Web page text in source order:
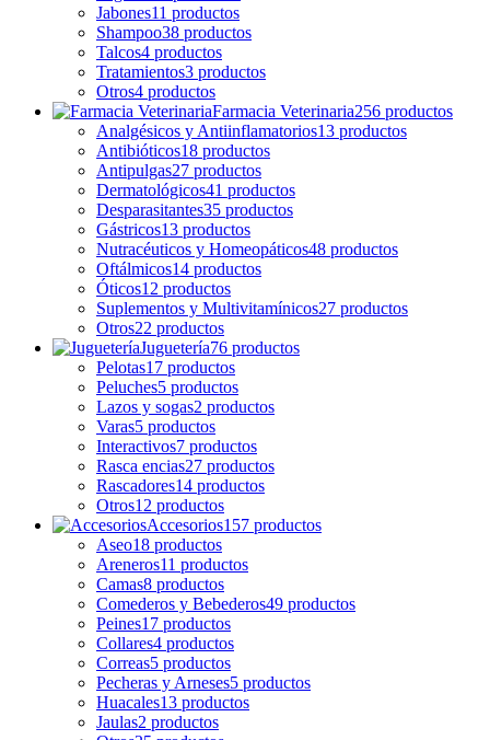
Jabones11 productos
Shampoo38 productos
Talcos4 productos
Tratamientos3 productos
Otros4 productos
Farmacia Veterinaria256 productos
Analgésicos y Antiinflamatorios13 productos
Antibióticos18 productos
Antipulgas27 productos
Dermatológicos41 productos
Desparasitantes35 productos
Gástricos13 productos
Nutracéuticos y Homeopáticos48 productos
Oftálmicos14 productos
Óticos12 productos
Suplementos y Multivitamínicos27 productos
Otros22 productos
Juguetería76 productos
Pelotas17 productos
Peluches5 productos
Lazos y sogas2 productos
Varas5 productos
Interactivos7 productos
Rasca encias27 productos
Rascadores14 productos
Otros12 productos
Accesorios157 productos
Aseo18 productos
Areneros11 productos
Camas8 productos
Comederos y Bebederos49 productos
Peines17 productos
Collares4 productos
Correas5 productos
Pecheras y Arneses5 productos
Huacales13 productos
Jaulas2 productos